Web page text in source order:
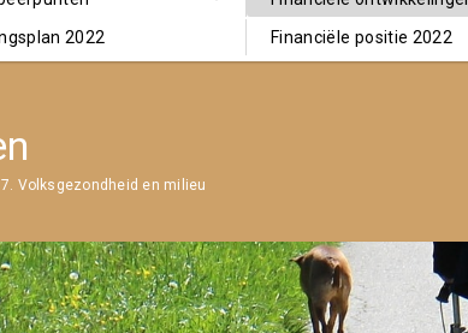
2022 Financiële positie 2022
7. Volksgezondheid en milieu